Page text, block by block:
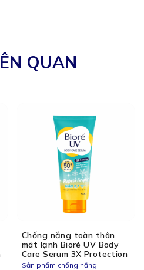
QUAN
Chống nắng toàn thân
mát lạnh Bioré UV Body
Care Serum 3X Protection
Sản phẩm chống nắng